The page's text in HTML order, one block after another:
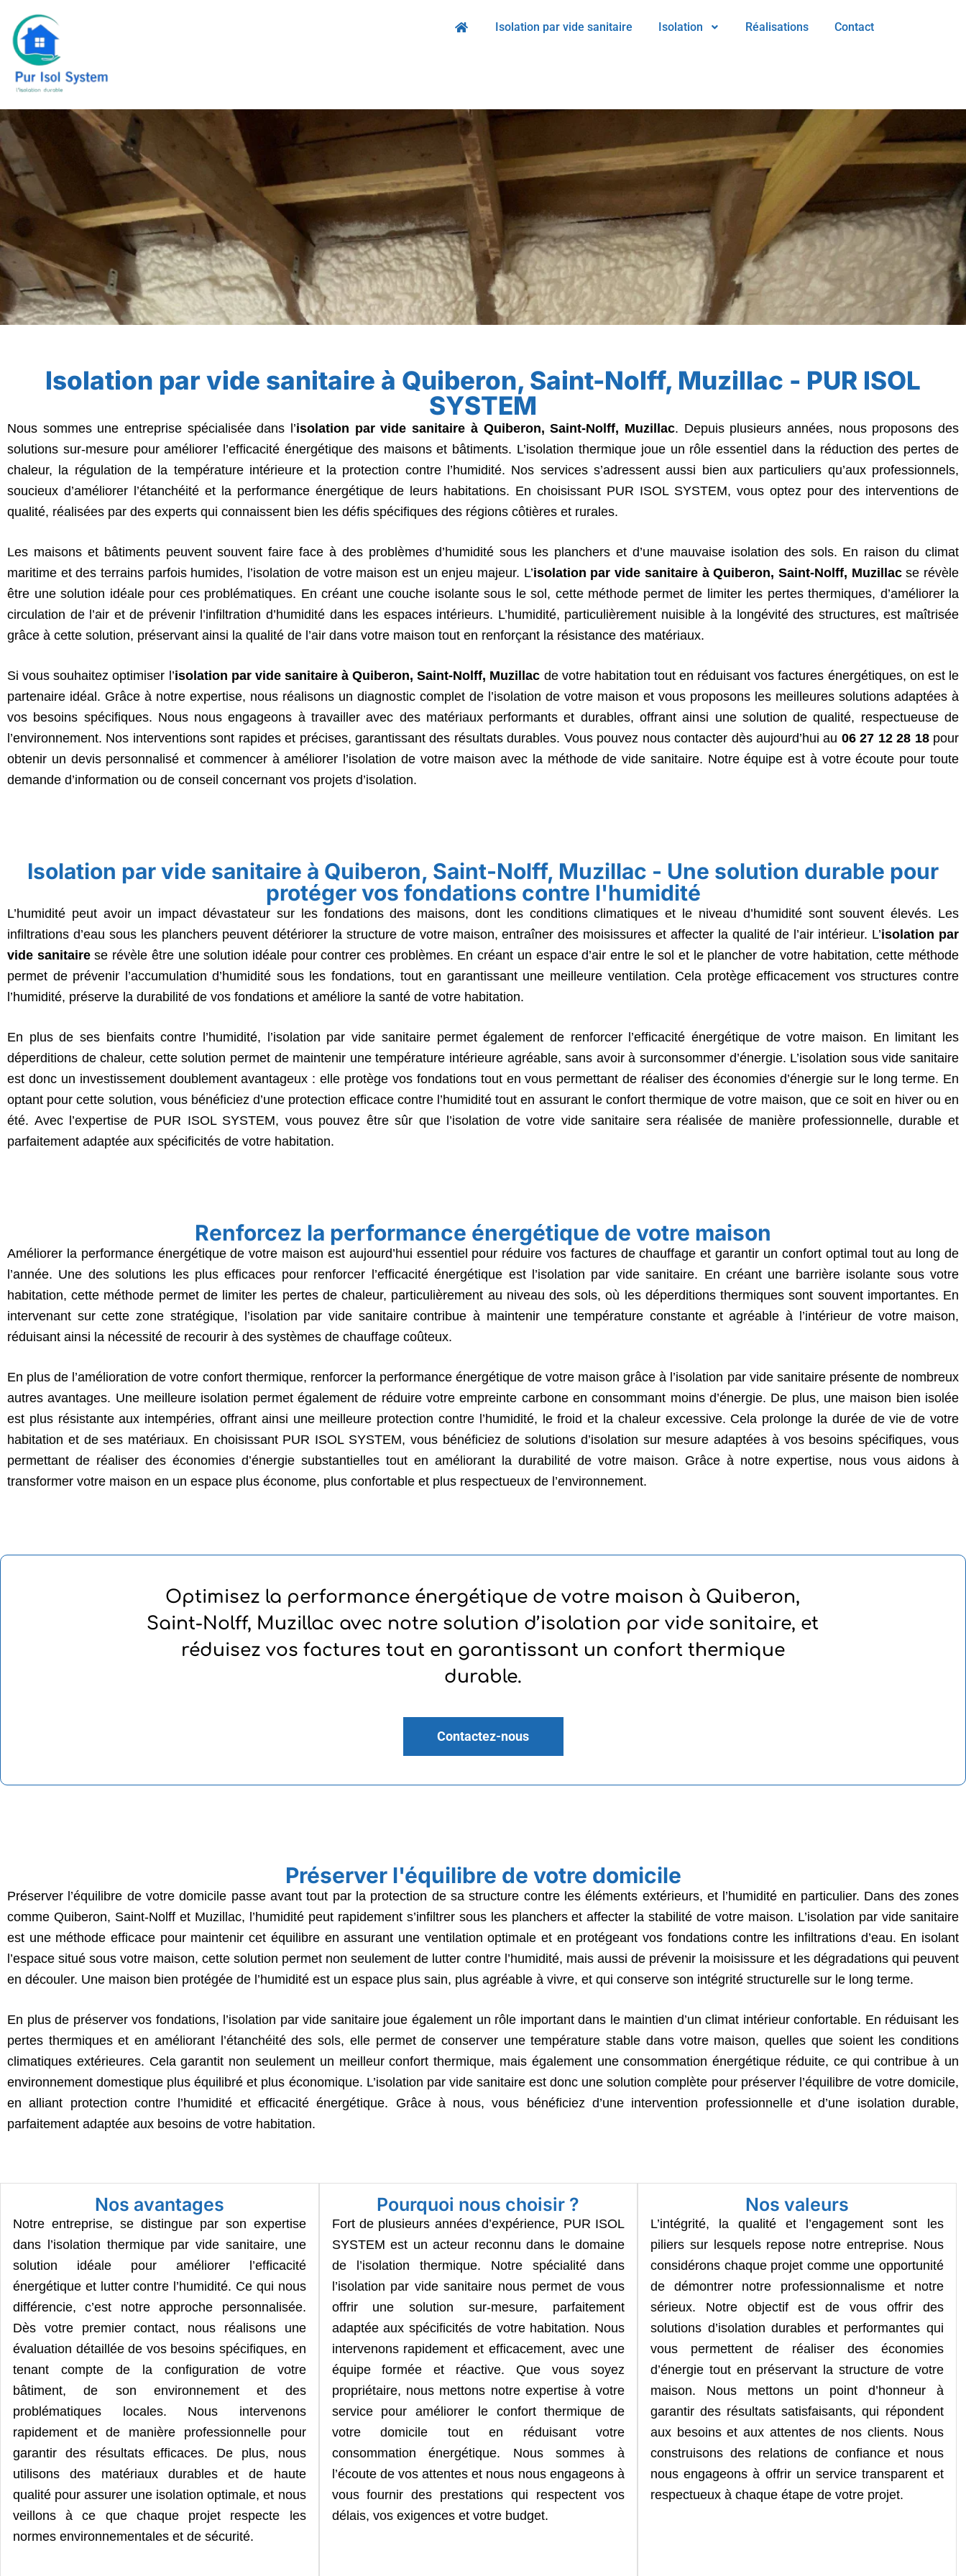
Isolation par vide sanitaire Isolation Réalisations Contact
Isolation par vide sanitaire à Quiberon, Saint-Nolff, Muzillac - PUR ISOL
SYSTEM
Nous sommes une entreprise spécialisée dans l’isolation par vide sanitaire à Quiberon, Saint-Nolff, Muzillac. Depuis plusieurs années, nous proposons des
solutions sur-mesure pour améliorer l’efficacité énergétique des maisons et bâtiments. L’isolation thermique joue un rôle essentiel dans la réduction des pertes de
chaleur, la régulation de la température intérieure et la protection contre l’humidité. Nos services s’adressent aussi bien aux particuliers qu’aux professionnels,
soucieux d’améliorer l’étanchéité et la performance énergétique de leurs habitations. En choisissant PUR ISOL SYSTEM, vous optez pour des interventions de
qualité, réalisées par des experts qui connaissent bien les défis spécifiques des régions côtières et rurales.
Les maisons et bâtiments peuvent souvent faire face à des problèmes d’humidité sous les planchers et d’une mauvaise isolation des sols. En raison du climat
maritime et des terrains parfois humides, l’isolation de votre maison est un enjeu majeur. L’isolation par vide sanitaire à Quiberon, Saint-Nolff, Muzillacse révèle
être une solution idéale pour ces problématiques. En créant une couche isolante sous le sol, cette méthode permet de limiter les pertes thermiques, d’améliorer la
circulation de l’air et de prévenir l’infiltration d’humidité dans les espaces intérieurs. L’humidité, particulièrement nuisible à la longévité des structures, est maîtrisée
grâce à cette solution, préservant ainsi la qualité de l’air dans votre maison tout en renforçant la résistance des matériaux.
Si vous souhaitez optimiser l’isolation par vide sanitaire à Quiberon, Saint-Nolff, Muzillac de votre habitation tout en réduisant vos factures énergétiques, on est le
partenaire idéal. Grâce à notre expertise, nous réalisons un diagnostic complet de l’isolation de votre maison et vous proposons les meilleures solutions adaptées à
vos besoins spécifiques. Nous nous engageons à travailler avec des matériaux performants et durables, offrant ainsi une solution de qualité, respectueuse de
l’environnement. Nos interventions sont rapides et précises, garantissant des résultats durables. Vous pouvez nous contacter dès aujourd’hui au 06 27 12 28 18pour
obtenir un devis personnalisé et commencer à améliorer l’isolation de votre maison avec la méthode de vide sanitaire. Notre équipe est à votre écoute pour toute
demande d’information ou de conseil concernant vos projets d’isolation.
Isolation par vide sanitaire à Quiberon, Saint-Nolff, Muzillac - Une solution durable pour
protéger vos fondations contre l'humidité
L’humidité peut avoir un impact dévastateur sur les fondations des maisons, dont les conditions climatiques et le niveau d’humidité sont souvent élevés. Les
infiltrations d’eau sous les planchers peuvent détériorer la structure de votre maison, entraîner des moisissures et affecter la qualité de l’air intérieur. L’isolation par
vide sanitairese révèle être une solution idéale pour contrer ces problèmes. En créant un espace d’air entre le sol et le plancher de votre habitation, cette méthode
permet de prévenir l’accumulation d’humidité sous les fondations, tout en garantissant une meilleure ventilation. Cela protège efficacement vos structures contre
l’humidité, préserve la durabilité de vos fondations et améliore la santé de votre habitation.
En plus de ses bienfaits contre l’humidité, l’isolation par vide sanitaire permet également de renforcer l’efficacité énergétique de votre maison. En limitant les
déperditions de chaleur, cette solution permet de maintenir une température intérieure agréable, sans avoir à surconsommer d’énergie. L’isolation sous vide sanitaire
est donc un investissement doublement avantageux : elle protège vos fondations tout en vous permettant de réaliser des économies d’énergie sur le long terme. En
optant pour cette solution, vous bénéficiez d’une protection efficace contre l’humidité tout en assurant le confort thermique de votre maison, que ce soit en hiver ou en
été. Avec l’expertise de PUR ISOL SYSTEM, vous pouvez être sûr que l’isolation de votre vide sanitaire sera réalisée de manière professionnelle, durable et
parfaitement adaptée aux spécificités de votre habitation.
Renforcez la performance énergétique de votre maison
Améliorer la performance énergétique de votre maison est aujourd’hui essentiel pour réduire vos factures de chauffage et garantir un confort optimal tout au long de
l’année. Une des solutions les plus efficaces pour renforcer l’efficacité énergétique est l’isolation par vide sanitaire. En créant une barrière isolante sous votre
habitation, cette méthode permet de limiter les pertes de chaleur, particulièrement au niveau des sols, où les déperditions thermiques sont souvent importantes. En
intervenant sur cette zone stratégique, l’isolation par vide sanitaire contribue à maintenir une température constante et agréable à l’intérieur de votre maison,
réduisant ainsi la nécessité de recourir à des systèmes de chauffage coûteux.
En plus de l’amélioration de votre confort thermique, renforcer la performance énergétique de votre maison grâce à l’isolation par vide sanitaire présente de nombreux
autres avantages. Une meilleure isolation permet également de réduire votre empreinte carbone en consommant moins d’énergie. De plus, une maison bien isolée
est plus résistante aux intempéries, offrant ainsi une meilleure protection contre l’humidité, le froid et la chaleur excessive. Cela prolonge la durée de vie de votre
habitation et de ses matériaux. En choisissant PUR ISOL SYSTEM, vous bénéficiez de solutions d’isolation sur mesure adaptées à vos besoins spécifiques, vous
permettant de réaliser des économies d’énergie substantielles tout en améliorant la durabilité de votre maison. Grâce à notre expertise, nous vous aidons à
transformer votre maison en un espace plus économe, plus confortable et plus respectueux de l’environnement.
Optimisez la performance énergétique de votre maison à Quiberon,
Saint-Nolff, Muzillac avec notre solution d’isolation par vide sanitaire, et
réduisez vos factures tout en garantissant un confort thermique
durable.
Contactez-nous
Préserver l'équilibre de votre domicile
Préserver l’équilibre de votre domicile passe avant tout par la protection de sa structure contre les éléments extérieurs, et l’humidité en particulier. Dans des zones
comme Quiberon, Saint-Nolff et Muzillac, l’humidité peut rapidement s’infiltrer sous les planchers et affecter la stabilité de votre maison. L’isolation par vide sanitaire
est une méthode efficace pour maintenir cet équilibre en assurant une ventilation optimale et en protégeant vos fondations contre les infiltrations d’eau. En isolant
l’espace situé sous votre maison, cette solution permet non seulement de lutter contre l’humidité, mais aussi de prévenir la moisissure et les dégradations qui peuvent
en découler. Une maison bien protégée de l’humidité est un espace plus sain, plus agréable à vivre, et qui conserve son intégrité structurelle sur le long terme.
En plus de préserver vos fondations, l’isolation par vide sanitaire joue également un rôle important dans le maintien d’un climat intérieur confortable. En réduisant les
pertes thermiques et en améliorant l’étanchéité des sols, elle permet de conserver une température stable dans votre maison, quelles que soient les conditions
climatiques extérieures. Cela garantit non seulement un meilleur confort thermique, mais également une consommation énergétique réduite, ce qui contribue à un
environnement domestique plus équilibré et plus économique. L’isolation par vide sanitaire est donc une solution complète pour préserver l’équilibre de votre domicile,
en alliant protection contre l’humidité et efficacité énergétique. Grâce à nous, vous bénéficiez d’une intervention professionnelle et d’une isolation durable,
parfaitement adaptée aux besoins de votre habitation.
Nos avantages
Notre entreprise, se distingue par son expertise
dans l’isolation thermique par vide sanitaire, une
solution idéale pour améliorer l’efficacité
énergétique et lutter contre l’humidité. Ce qui nous
différencie, c’est notre approche personnalisée.
Dès votre premier contact, nous réalisons une
évaluation détaillée de vos besoins spécifiques, en
tenant compte de la configuration de votre
bâtiment, de son environnement et des
problématiques locales. Nous intervenons
rapidement et de manière professionnelle pour
garantir des résultats efficaces. De plus, nous
utilisons des matériaux durables et de haute
qualité pour assurer une isolation optimale, et nous
veillons à ce que chaque projet respecte les
normes environnementales et de sécurité.
Pourquoi nous choisir ?
Fort de plusieurs années d’expérience, PUR ISOL
SYSTEM est un acteur reconnu dans le domaine
de l’isolation thermique. Notre spécialité dans
l’isolation par vide sanitaire nous permet de vous
offrir une solution sur-mesure, parfaitement
adaptée aux spécificités de votre habitation. Nous
intervenons rapidement et efficacement, avec une
équipe formée et réactive. Que vous soyez
propriétaire, nous mettons notre expertise à votre
service pour améliorer le confort thermique de
votre domicile tout en réduisant votre
consommation énergétique. Nous sommes à
l’écoute de vos attentes et nous nous engageons à
vous fournir des prestations qui respectent vos
délais, vos exigences et votre budget.
Nos valeurs
L’intégrité, la qualité et l’engagement sont les
piliers sur lesquels repose notre entreprise. Nous
considérons chaque projet comme une opportunité
de démontrer notre professionnalisme et notre
sérieux. Notre objectif est de vous offrir des
solutions d’isolation durables et performantes qui
vous permettent de réaliser des économies
d’énergie tout en préservant la structure de votre
maison. Nous mettons un point d’honneur à
garantir des résultats satisfaisants, qui répondent
aux besoins et aux attentes de nos clients. Nous
construisons des relations de confiance et nous
nous engageons à offrir un service transparent et
respectueux à chaque étape de votre projet.